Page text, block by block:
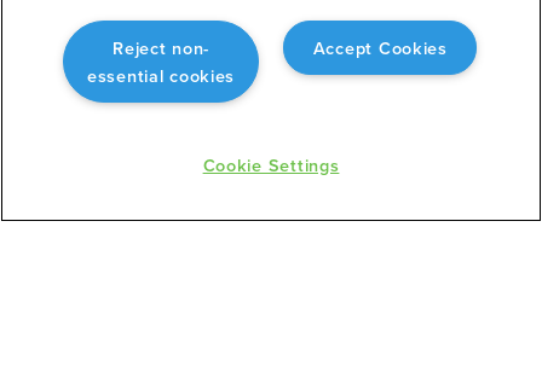
CloudAhoy
Flight Data Analysis
Plans & Pricing
Gift Certificates
Accept Cookies
Reject non-
essential cookies
Cookie Settings